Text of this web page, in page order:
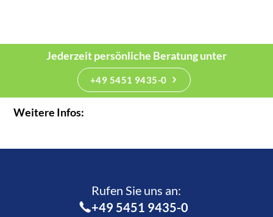
Jederzeit persönliche Beratung unter
+49 5451 9435-0
Weitere Infos:
Rufen Sie uns an:­
+49 5451 9435-0